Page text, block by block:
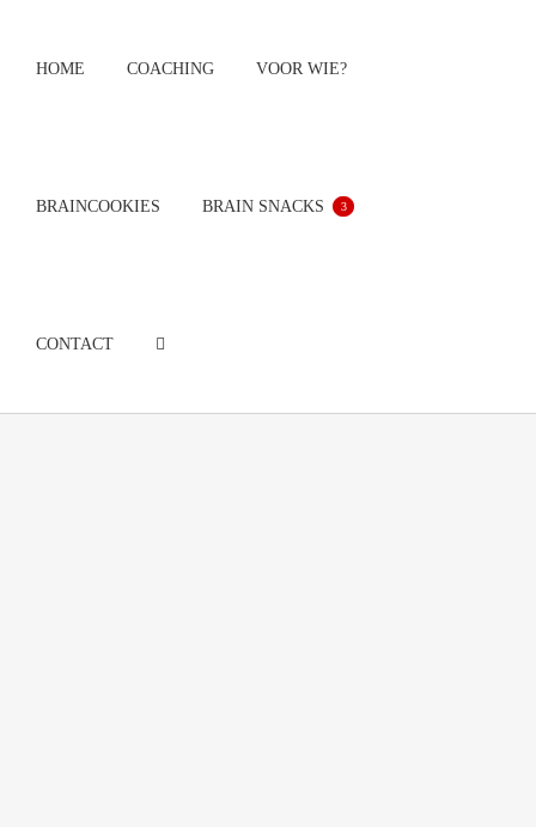
HOME COACHING VOOR WIE?
BRAINCOOKIES BRAIN SNACKS 3
CONTACT